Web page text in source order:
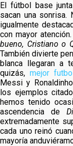
El fútbol base
sacan una sonrisa.
igualmente
con mayor
bueno, Cristiano o
También divierte
blanca llegaran a
quizás, mejor
Messi y
los ejemplos
hemos tenido
ascendencia de
extremadamente
cada uno reinó
mayoría